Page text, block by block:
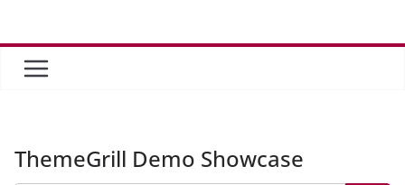
contenido
ThemeGrill Demo Showcase